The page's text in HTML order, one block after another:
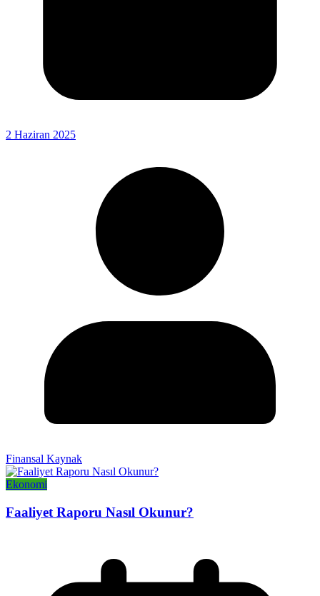
2 Haziran 2025
Finansal Kaynak
Ekonomi
Faaliyet Raporu Nasıl Okunur?